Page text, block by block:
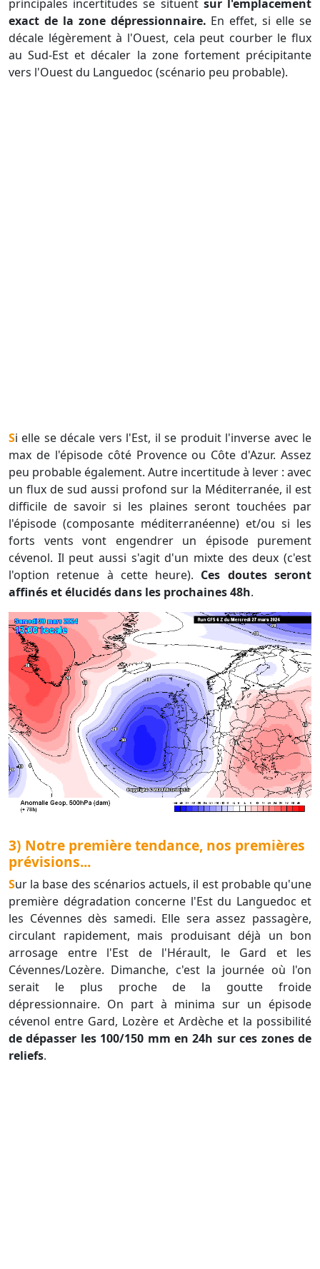
principales incertitudes se situent sur l'emplacement
exact de la zone dépressionnaire. En effet, si elle se
décale légèrement à l'Ouest, cela peut courber le flux
au Sud-Est et décaler la zone fortement précipitante
vers l'Ouest du Languedoc (scénario peu probable).
Si elle se décale vers l'Est, il se produit l'inverse avec le
max de l'épisode côté Provence ou Côte d'Azur. Assez
peu probable également. Autre incertitude à lever : avec
un flux de sud aussi profond sur la Méditerranée, il est
difficile de savoir si les plaines seront touchées par
l'épisode (composante méditerranéenne) et/ou si les
forts vents vont engendrer un épisode purement
cévenol. Il peut aussi s'agit d'un mixte des deux (c'est
l'option retenue à cette heure). Ces doutes seront
affinés et élucidés dans les prochaines 48h.
3) Notre première tendance, nos premières
prévisions...
Sur la base des scénarios actuels, il est probable qu'une
première dégradation concerne l'Est du Languedoc et
les Cévennes dès samedi. Elle sera assez passagère,
circulant rapidement, mais produisant déjà un bon
arrosage entre l'Est de l'Hérault, le Gard et les
Cévennes/Lozère. Dimanche, c'est la journée où l'on
serait le plus proche de la goutte froide
dépressionnaire. On part à minima sur un épisode
cévenol entre Gard, Lozère et Ardèche et la possibilité
de dépasser les 100/150 mm en 24h sur ces zones de
reliefs.